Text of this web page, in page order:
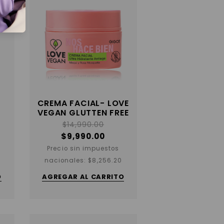
CREMA FACIAL- LOVE
VEGAN GLUTTEN FREE
$14,990.00
$9,990.00
Precio sin impuestos
nacionales: $8,256.20
AGREGAR AL CARRITO